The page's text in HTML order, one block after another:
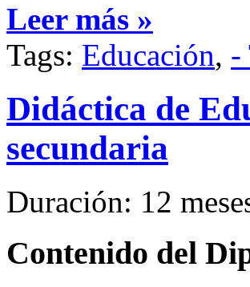
Leer más »
Tags: Educación, -
Didáctica de
secundaria
Duración: 12
Contenido del